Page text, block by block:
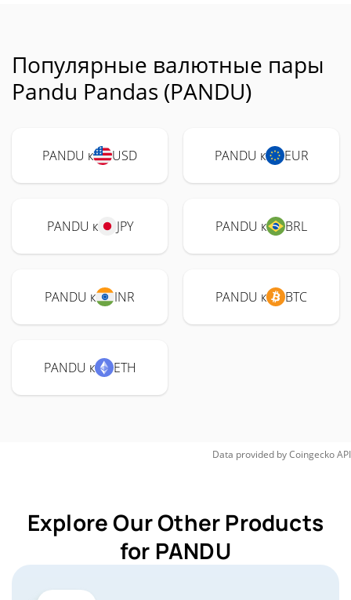
Популярные валютные пары
Pandu Pandas (PANDU)
PANDU к USD PANDU к EUR
PANDU к JPY PANDU к BRL
PANDU к INR PANDU к BTC
PANDU к ETH
Data provided byCoingeckoAPI
Explore Our Other Products
for PANDU